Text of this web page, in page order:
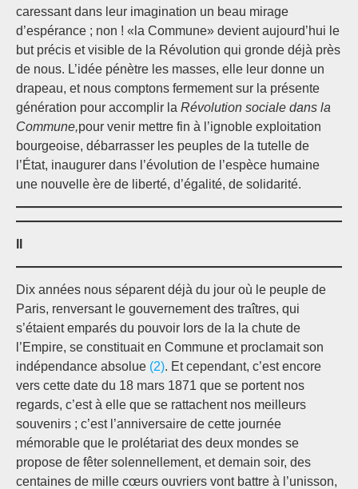
caressant dans leur imagination un beau mirage
d’espérance ; non ! «la Commune» devient aujourd’hui le
but précis et visible de la Révolution qui gronde déjà près
de nous. L’idée pénètre les masses, elle leur donne un
drapeau, et nous comptons fermement sur la présente
génération pour accomplir la Révolution sociale dans la
Commune,pour venir mettre fin à l’ignoble exploitation
bourgeoise, débarrasser les peuples de la tutelle de
l’État, inaugurer dans l’évolution de l’espèce humaine
une nouvelle ère de liberté, d’égalité, de solidarité.
Dix années nous séparent déjà du jour où le peuple de
Paris, renversant le gouvernement des traîtres, qui
s’étaient emparés du pouvoir lors de la la chute de
l’Empire, se constituait en Commune et proclamait son
indépendance absolue (2). Et cependant, c’est encore
vers cette date du 18 mars 1871 que se portent nos
regards, c’est à elle que se rattachent nos meilleurs
souvenirs ; c’est l’anniversaire de cette journée
mémorable que le prolétariat des deux mondes se
propose de fêter solennellement, et demain soir, des
centaines de mille cœurs ouvriers vont battre à l’unisson,